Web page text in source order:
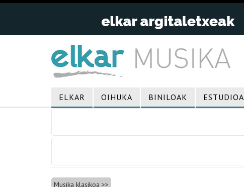
ELKAR OIHUKA BINILOAK ESTUDIOA
Bidalketetan
Musika klasikoa